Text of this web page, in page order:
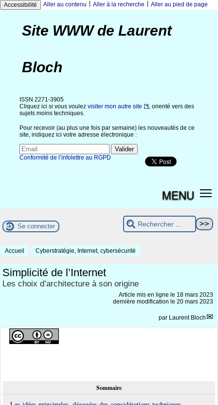
Accessibilité Aller au contenu Aller à la recherche Aller au pied de page
Site WWW de Laurent
Bloch
ISSN 2271-3905
Cliquez ici si vous voulez visiter mon autre site
, orienté vers des
sujets moins techniques.
Pour recevoir (au plus une fois par semaine) les nouveautés de ce
site, indiquez ici votre adresse électronique :
Conformité de l’infolettre au RGPD
MENU
Se connecter
Accueil Cyberstratégie, Internet, cybersécurité
Simplicité de l’Internet
Les choix d’architecture à son origine
Article mis en ligne le 18 mars 2023
dernière modification le 20 mars 2023
par Laurent Bloch
Sommaire